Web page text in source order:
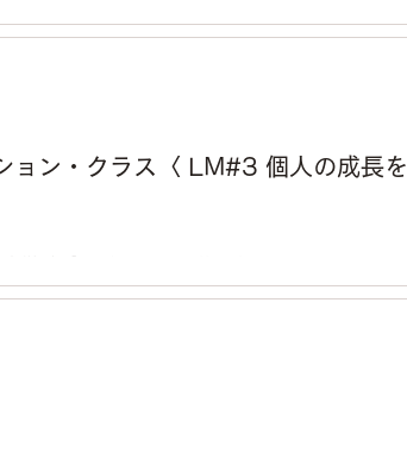
ンでのグループセッション「アトラクション・クラ
ョン・クラス〈 LM#3 個人の成長を
ンでのグループセッション「アトラクション・クラ